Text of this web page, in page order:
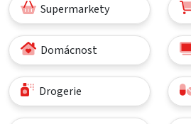
Supermarkety
Domácnost
Drogerie